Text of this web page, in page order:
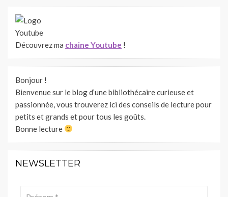
Découvrez ma chaine Youtube !
Bonjour !
Bienvenue sur le blog d’une bibliothécaire curieuse et
passionnée, vous trouverez ici des conseils de lecture pour
petits et grands et pour tous les goûts.
Bonne lecture
NEWSLETTER